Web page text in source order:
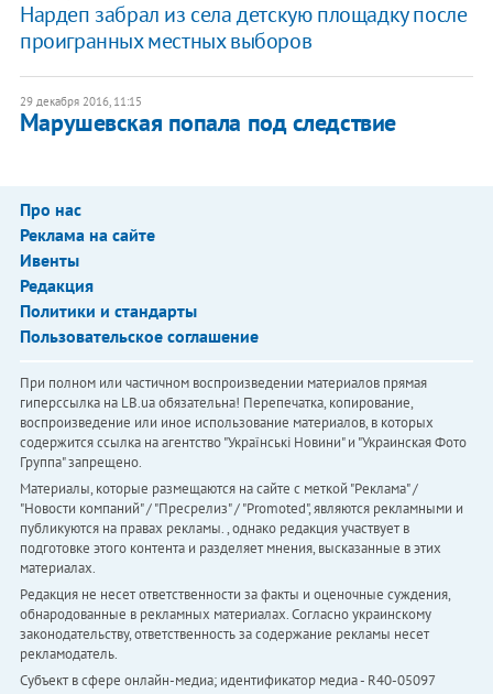
Нардеп забрал из села детскую площадку после
проигранных местных выборов
29 декабря 2016, 11:15
Марушевская попала под следствие
Про нас
Реклама на сайте
Ивенты
Редакция
Политики и стандарты
Пользовательское соглашение
При полном или частичном воспроизведении материалов прямая
гиперссылка на LB.ua обязательна! Перепечатка, копирование,
воспроизведение или иное использование материалов, в которых
содержится ссылка на агентство "Українськi Новини" и "Украинская Фото
Группа" запрещено.
Материалы, которые размещаются на сайте с меткой "Реклама" /
"Новости компаний" / "Пресрелиз" / "Promoted", являются рекламными и
публикуются на правах рекламы. , однако редакция участвует в
подготовке этого контента и разделяет мнения, высказанные в этих
материалах.
Редакция не несет ответственности за факты и оценочные суждения,
обнародованные в рекламных материалах. Согласно украинскому
законодательству, ответственность за содержание рекламы несет
рекламодатель.
Субъект в сфере онлайн-медиа; идентификатор медиа - R40-05097